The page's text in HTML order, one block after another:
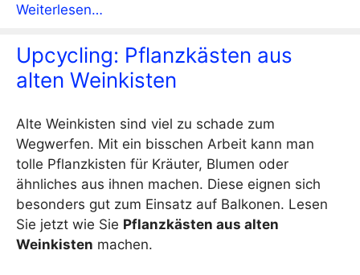
Weiterlesen…
Upcycling: Pflanzkästen aus
alten Weinkisten
Alte Weinkisten sind viel zu schade zum
Wegwerfen. Mit ein bisschen Arbeit kann man
tolle Pflanzkisten für Kräuter, Blumen oder
ähnliches aus ihnen machen. Diese eignen sich
besonders gut zum Einsatz auf Balkonen. Lesen
Sie jetzt wie Sie Pflanzkästen aus alten
Weinkisten machen.